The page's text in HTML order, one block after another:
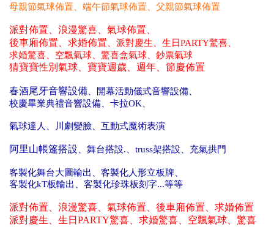
母親節氣球佈置、 端午節氣球佈置、父親節氣球佈置
派對佈置、浪漫驚喜、氣球佈置、
後車廂佈置、求婚佈置
派對慶生、生日PARTY驚喜、
求婚驚喜、空飄氣球、驚喜盒氣球、鈔票氣球
猜寶寶性別氣球、寶寶週歲、週年、節慶佈置
春酒尾牙音響設備、開幕活動儀式音響設備、
校慶畢業典禮音響設備、 卡拉OK
氣球達人 、川劇變臉、互動式魔術表演
阿里山帳篷搭設 、舞台搭設. 、truss架搭設、充氣拱門
客製化舞台大圖輸出 客製化人形立板牌、
客製化kT板輸出 客製化珍珠板刻字...等等
派對佈置、浪漫驚喜、氣球佈置、後車廂佈置、求婚佈置
派對慶生、生日PARTY驚喜、求婚驚喜、空飄氣球、驚喜